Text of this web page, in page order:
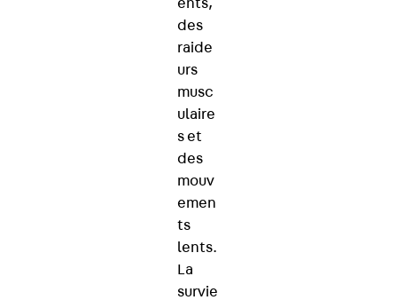
des
raide
urs
musc
ulaire
s et
des
mouv
emen
ts
lents.
La
survie